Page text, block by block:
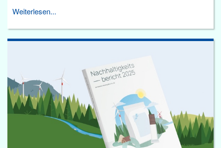
Weiterlesen...